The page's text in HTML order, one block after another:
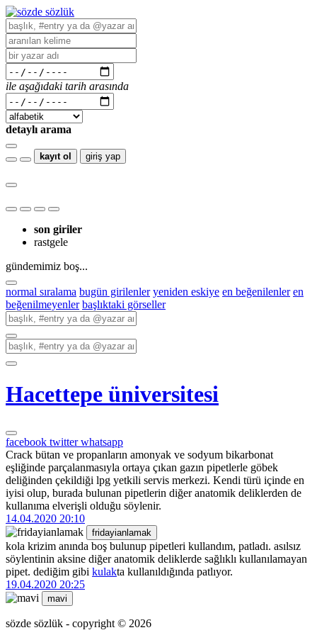
ile aşağıdaki tarih arasında
detaylı arama
kayıt ol giriş yap
son giriler
rastgele
gündemimiz boş...
normal sıralama bugün girilenler yeniden eskiye en beğenilenler en
beğenilmeyenler başlıktaki görseller
Hacettepe üniversitesi
facebook twitterwhatsapp
Crack bütan ve propanların amonyak ve sodyum bikarbonat
eşliğinde parçalanmasıyla ortaya çıkan gazın pipetlerle göbek
deliğinden çekildiği lpg yetkili servis merkezi. Kendi türü içinde en
iyisi olup, burada bulunan pipetlerin diğer anatomik deliklerden de
kullanıma elverişli olduğu söylenir.
14.04.2020 20:10
fridayianlamak
kola krizim anında boş bulunup pipetleri kullandım, patladı. asılsız
söylentinin aksine diğer anatomik deliklerde sağlıklı kullanılamayan
pipet. dediğim gibi kulakta kullanıldığında patlıyor.
19.04.2020 20:25
mavi
sözde sözlük - copyright © 2026